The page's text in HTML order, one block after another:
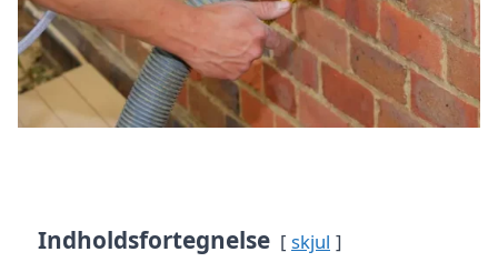
Indholdsfortegnelse skjul